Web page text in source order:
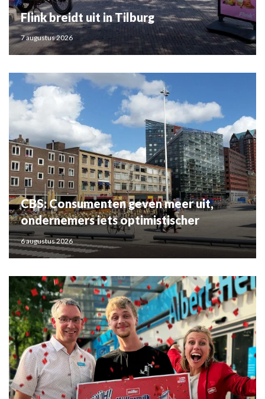
Flink breidt uit in Tilburg
7 augustus 2026
CBS: Consumenten geven meer uit,
ondernemers iets optimistischer
6 augustus 2026